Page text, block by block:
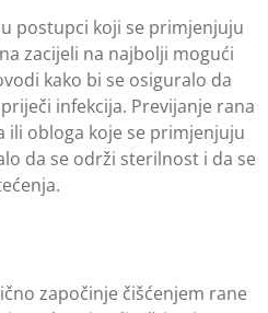
postupci koji se primjenjuju
zacijeli na najbolji mogući
kako bi se osiguralo da
infekcija. Previjanje rana
ili obloga koje se primjenjuju
da se održi sterilnost i da se
započinje čišćenjem rane